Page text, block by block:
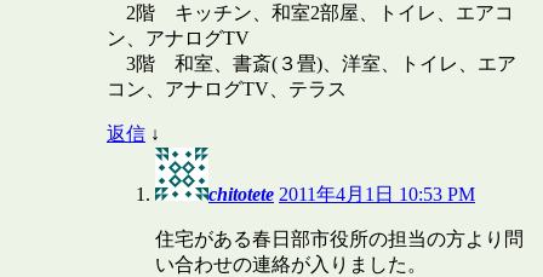
2階 キッチン、和室2部屋、トイレ、エアコ
ン、アナログTV
3階 和室、書斎(３畳)、洋室、トイレ、エア
コン、アナログTV、テラス
返信 ↓
chitotete 2011年4月1日 10:53 PM
住宅がある春日部市役所の担当の方より問
い合わせの連絡が入りました。